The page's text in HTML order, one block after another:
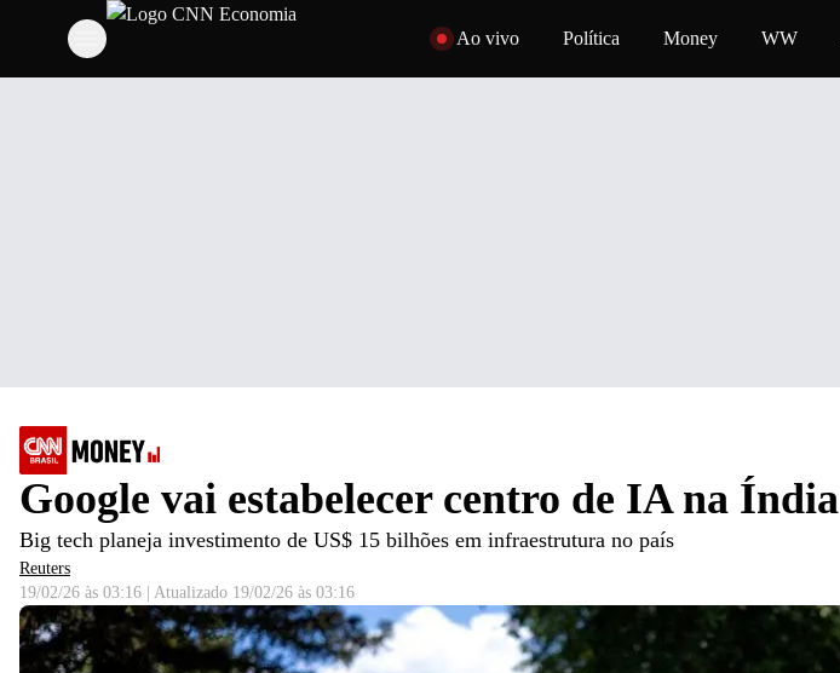
Pular para o conteúdo
Ao vivo Política Money WW
Google vai estabelecer centro de IA na Índia
Big tech planeja investimento de US$ 15 bilhões em infraestrutura no país
Reuters
19/02/26 às 03:16
Atualizado 19/02/26 às 03:16